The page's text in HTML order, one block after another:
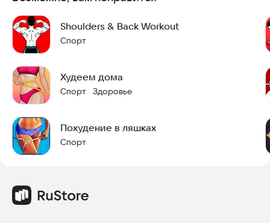
Shoulders & Back Workout
Спорт
Худеем дома
Спорт · Здоровье
Похудение в ляшках
Спорт